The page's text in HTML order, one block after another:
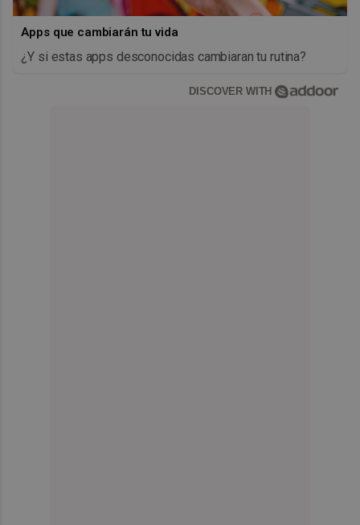
Apps que cambiarán tu vida
¿Y si estas apps desconocidas cambiaran tu rutina?
DISCOVER WITH